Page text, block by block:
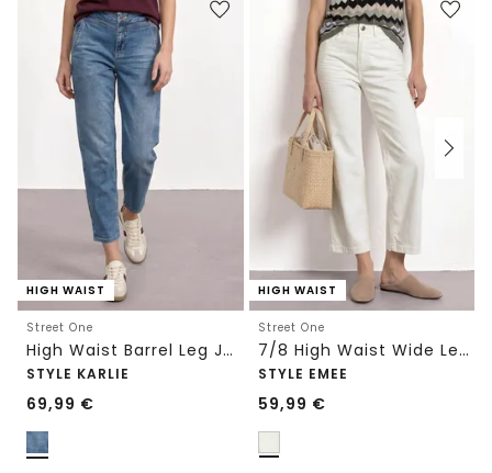
HIGH WAIST
Street One
High Waist Barrel Leg Jeans im Loose Fit
STYLE KARLIE
69,99 €
HIGH WAIST
Street One
7/8 High Waist Wide Leg Jeans im Loose Fit
STYLE EMEE
59,99 €